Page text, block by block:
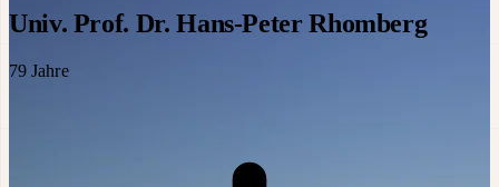
Univ. Prof. Dr. Hans-Peter Rhomberg
79 Jahre